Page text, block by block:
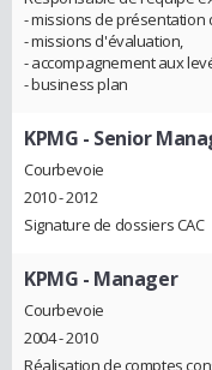
- missions de présentation
- missions d'évaluation,
- accompagnement aux
- business plan
KPMG - Senior
Courbevoie
2010 - 2012
Signature de dossiers CAC
KPMG - Manager
Courbevoie
2004 - 2010
Réalisation de comptes